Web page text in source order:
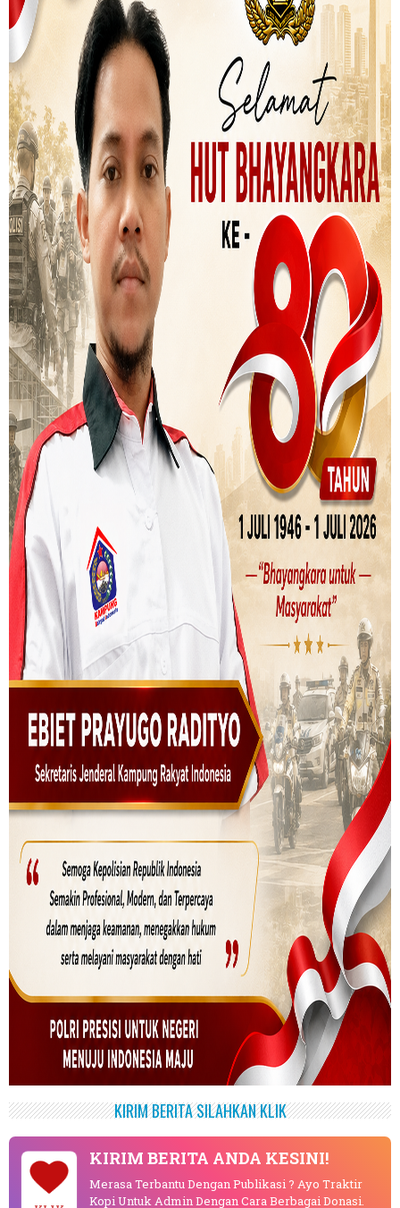
KIRIM BERITA SILAHKAN KLIK
KIRIM BERITA ANDA KESINI!
Merasa Terbantu Dengan Publikasi ? Ayo Traktir
Kopi Untuk Admin Dengan Cara Berbagai Donasi.